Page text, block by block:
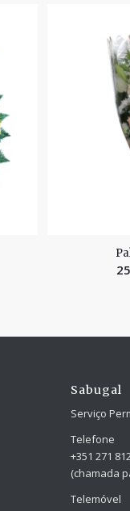
Sabugal
Serviço
Telefone
+351 271
(chamada
Telemóvel